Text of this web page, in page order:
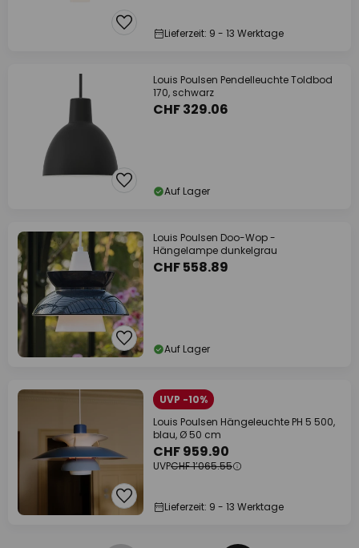
Lieferzeit: 9 - 13 Werktage
Louis Poulsen Pendelleuchte Toldbod
170, schwarz
CHF 329.06
Auf Lager
Louis Poulsen Doo-Wop -
Hängelampe dunkelgrau
CHF 558.89
Auf Lager
UVP -10%
Louis Poulsen Hängeleuchte PH 5 500,
blau, Ø 50 cm
CHF 959.90
UVPCHF 1’065.55
Lieferzeit: 9 - 13 Werktage